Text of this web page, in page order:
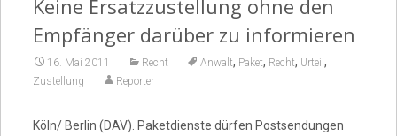
Video
Keine Ersatzzustellung ohne den
Empfänger darüber zu informieren
16. Mai 2011 Recht Anwalt, Paket, Recht, Urteil ,
Zustellung Reporter
Köln/ Berlin (DAV). Paketdienste dürfen Postsendungen